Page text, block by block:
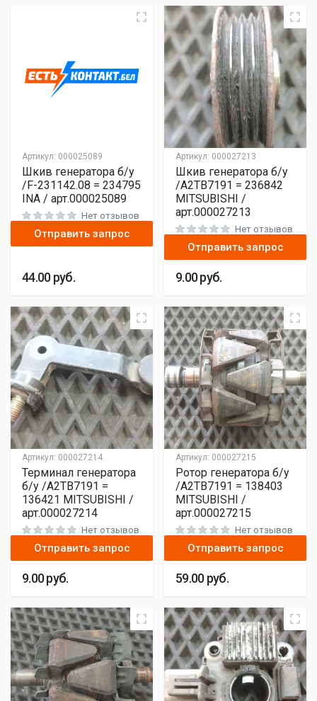
Артикул: 000025089
Шкив генератора б/у
/F-231142.08 = 234795
INA / арт.000025089
Нет отзывов
Отправить запрос
44.00руб.
Артикул: 000027213
Шкив генератора б/у
/A2TB7191 = 236842
MITSUBISHI /
арт.000027213
Нет отзывов
Отправить запрос
9.00руб.
Артикул: 000027214
Терминал генератора
б/у /A2TB7191 =
136421 MITSUBISHI /
арт.000027214
Нет отзывов
Отправить запрос
9.00руб.
Артикул: 000027215
Ротор генератора б/у
/A2TB7191 = 138403
MITSUBISHI /
арт.000027215
Нет отзывов
Отправить запрос
59.00руб.